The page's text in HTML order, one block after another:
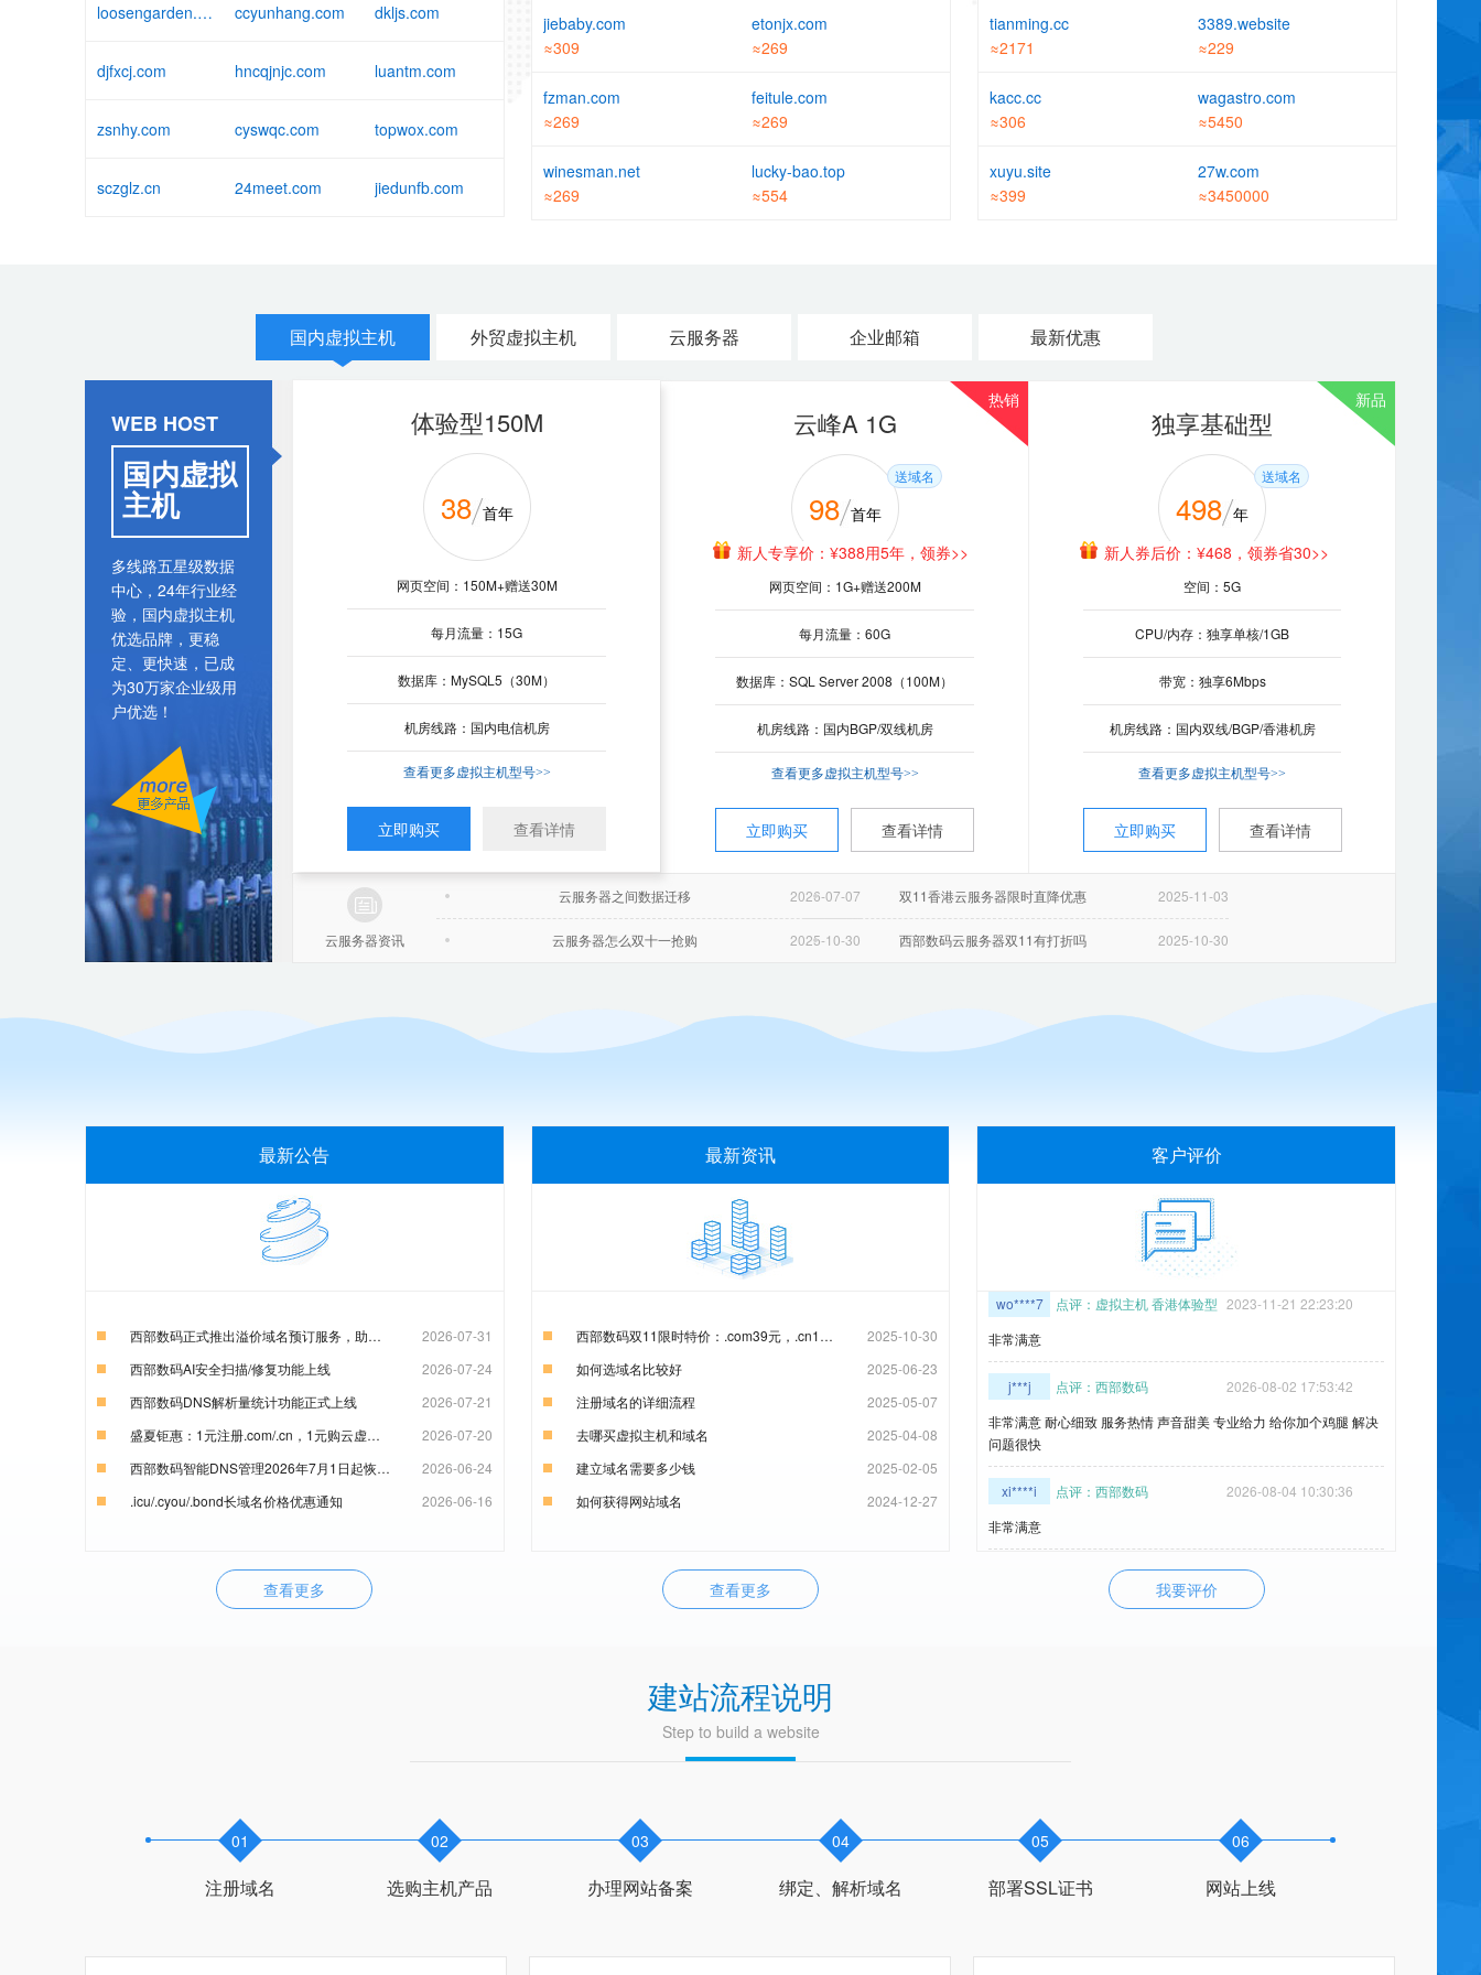
loosengarden.com ccyunhang.com dkljs.com
djfxcj.com hncqjnjc.com luantm.com
zsnhy.com cyswqc.com topwox.com
sczglz.cn 24meet.com jiedunfb.com
jiebaby.com
≈309
etonjx.com
≈269
fzman.com
≈269
feitule.com
≈269
winesman.net
≈269
lucky-bao.top
≈554
tianming.cc
≈2171
3389.website
≈229
kacc.cc
≈306
wagastro.com
≈5450
xuyu.site
≈399
27w.com
≈3450000
国内虚拟主机 外贸虚拟主机 云服务器 企业邮箱 最新优惠
WEB HOST
国内虚拟
主机
多线路五星级数据
中心，24年行业经
验，国内虚拟主机
优选品牌，更稳
定、更快速，已成
为30万家企业级用
户优选！
体验型150M
38 首年
网页空间：150M+赠送30M
每月流量：15G
数据库：MySQL5（30M）
机房线路：国内电信机房
查看更多虚拟主机型号>>
立即购买 查看详情
热销
云峰A 1G
98 首年
送域名
新人专享价：¥388用5年，领券>>
网页空间：1G+赠送200M
每月流量：60G
数据库：SQL Server 2008（100M）
机房线路：国内BGP/双线机房
查看更多虚拟主机型号>>
立即购买 查看详情
新品
独享基础型
498 年
送域名
新人券后价：¥468，领券省30>>
空间：5G
CPU/内存：独享单核/1GB
带宽：独享6Mbps
机房线路：国内双线/BGP/香港机房
查看更多虚拟主机型号>>
立即购买 查看详情
云服务器资讯
2026-07-07
云服务器之间数据迁移 2025-11-03
双11香港云服务器限时直降优惠
2025-10-30
云服务器怎么双十一抢购 2025-10-30
西部数码云服务器双11有打折吗
香港体验型 200M
188 年
网页空间：200M+赠送40M
每月流量：10G
数据库：MySQL5（50M）
机房线路：港台机房
查看更多虚拟主机型号>>
立即购买 查看详情
热销
香港入门型 1G
288 年
送域名
新人券后价：¥268，领券省20>>
网页空间：1G+赠送200M
每月流量：20G
数据库：SQL Server 2008（50M）
机房线路：港台机房
查看更多虚拟主机型号>>
立即购买 查看详情
美国入门型 600M
298 年
送域名
新人券后价：¥278，领券省20>>
网页空间：600M+赠送120M
每月流量：20G
数据库：MySQL5（100M）
机房线路：美国机房
查看更多虚拟主机型号>>
立即购买 查看详情
2026-07-07
云服务器之间数据迁移 2025-11-03
双11香港云服务器限时直降优惠
2025-10-30
云服务器怎么双十一抢购 2025-10-30
西部数码云服务器双11有打折吗
入门型云服务器
¥99 月
硬盘：
80G(高性能云盘)
立即购买 查看详情
热销
标准型云服务器
¥153 月
硬盘：
110G(高性能云盘)
立即购买 查看详情
商务型云服务器
261
InterXeon4核
硬盘：
130G(高性能云盘)
立即购买 查看详情
2026-07-07
云服务器之间数据迁移 2025-11-03
双11香港云服务器限时直降优惠
2025-10-30
云服务器怎么双十一抢购 2025-10-30
西部数码云服务器双11有打折吗
云邮企业邮箱
企业网盘：1G*用户数
中转站：50G
个人网盘：5G/用户
无限邮箱容量，海量存储
无限组织建构，支持群邮件
用云邮小程序，随时随地办公
300
EDM邮件营销
测试发送：支持
邮件审批：支持
API接口：支持
触发器发送：支持
智能发垃圾算法，保障邮件送达率
精准分析报表，实现自动化营销
实时数据报告，轻松了解发送情况
0.017
云邮免费演示版
云笔记：支持
多彩便签：支持
工作报告：支持
提供售前专业技术咨询
售后团队第一时间响应
资深运维工程师全程协助
免费体验
2026-07-07
云服务器之间数据迁移 2025-11-03
双11香港云服务器限时直降优惠
2025-10-30
云服务器怎么双十一抢购 2025-10-30
西部数码云服务器双11有打折吗
2026-07-07
云服务器之间数据迁移 2025-11-03
双11香港云服务器限时直降优惠
2025-10-30
云服务器怎么双十一抢购 2025-10-30
西部数码云服务器双11有打折吗
最新公告
西部数码正式推出溢价域名预订服务，助力企业锁定优质数字资产
2026-07-31
西部数码AI安全扫描/修复功能上线
2026-07-24
西部数码DNS解析量统计功能正式上线
2026-07-21
盛夏钜惠：1元注册.com/.cn，1元购云虚机，云服务器特惠99元！
2026-07-20
西部数码智能DNS管理2026年7月1日起恢复收费通知
2026-06-24
.icu/.cyou/.bond长域名价格优惠通知
2026-06-16
查看更多
最新资讯
西部数码双11限时特价：.com39元，.cn15元
2025-10-30
如何选域名比较好
2025-06-23
注册域名的详细流程
2025-05-07
去哪买虚拟主机和域名
2025-04-08
建立域名需要多少钱
2025-02-05
如何获得网站域名
2024-12-27
查看更多
客户评价
ya****o
2021-07-26 16:34:37
tj***j
2026-08-06 16:13:31
非常好，有耐心，指导明确清楚
de***e
2023-03-17 13:22:11
访问速度非常的快。特别的稳定。我的站点http://www.zjqjc.cn/ 欢迎
大家来测试
2026-08-06 16:30:42
点评：虚拟主机 体验型主机
2025-06-14 12:09:07
点评：虚拟主机 美国钻石型 2026-07-08 14:43:00
非常满意 服务热情给你加个鸡腿
点评：fun域名
2021-02-04 11:25:45
u***e 点评：虚拟主机 云峰A型
非常满意
不错。服务热情 解决问题很快 给你加个鸡腿
点评：虚拟主机 云峰A型
非常满意 ，新升级的 云峰A级，速度真快! 1200M 比之前的 LinuxA
点评：虚拟主机 香港体验型
非常满意
非常满意 耐心细致 服务热情 声音甜美 专业给力 给你加个鸡腿 解决
问题很快
非常满意
非常满意 服务热情 解决问题很快
zt****4 点评：西部数码
2026-08-04 09:53:42
我要评价
建站流程说明
Step to build a website
01
注册域名
02
选购主机产品
03
办理网站备案
04
绑定、解析域名
05
部署SSL证书
06
网站上线